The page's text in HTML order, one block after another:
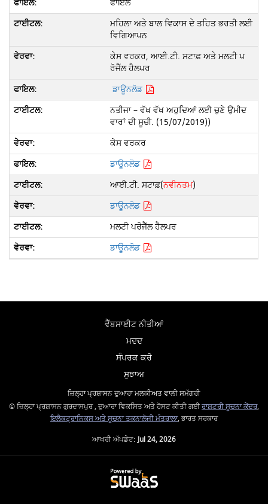
ਫਾਇਲ
ਮਹਿਲਾ ਅਤੇ ਬਾਲ ਵਿਕਾਸ ਦੇ ਤਹਿਤ ਭਰਤੀ ਲਈ
ਵਿਗਿਆਪਨ
ਕੇਸ ਵਰਕਰ, ਆਈ.ਟੀ. ਸਟਾਫ਼ ਅਤੇ ਮਲਟੀ ਪ
ਰੋਜੈੱਲ ਹੈਲਪਰ
ਡਾਊਨਲੋਡ
ਨਤੀਜਾ – ਵੱਖ ਵੱਖ ਅਹੁਦਿਆਂ ਲਈ ਚੁਣੇ ਉਮੀਦ
ਵਾਰਾਂ ਦੀ ਸੂਚੀ. (15/07/2019))
ਕੇਸ ਵਰਕਰ
ਡਾਊਨਲੋਡ
ਆਈ.ਟੀ. ਸਟਾਫ਼(ਨਵੀਨਤਮ)
ਡਾਊਨਲੋਡ
ਮਲਟੀ ਪਰੋਜੈੱਲ ਹੈਲਪਰ
ਡਾਊਨਲੋਡ
ਵੈੱਬਸਾਈਟ ਨੀਤੀਆਂ
ਮਦਦ
ਸੰਪਰਕ ਕਰੋ
ਸੁਝਾਅ
ਜ਼ਿਲ੍ਹਾ ਪ੍ਰਸ਼ਾਸਨ ਦੁਆਰਾ ਮਲਕੀਅਤ ਵਾਲੀ ਸਮੱਗਰੀ
© ਜ਼ਿਲ੍ਹਾ ਪ੍ਰਸ਼ਾਸਨ ਗੁਰਦਾਸਪੁਰ , ਦੁਆਰਾ ਵਿਕਸਿਤ ਅਤੇ ਹੋਸਟ ਕੀਤੀ ਗਈਰਾਸ਼ਟਰੀ ਸੂਚਨਾ ਕੇਂਦਰ,
ਇਲੈਕਟ੍ਰਾਨਿਕਸ ਅਤੇ ਸੂਚਨਾ ਤਕਨਾਲੋਜੀ ਮੰਤਰਾਲਾ, ਭਾਰਤ ਸਰਕਾਰ
ਆਖਰੀ ਅੱਪਡੇਟ:Jul 24, 2026